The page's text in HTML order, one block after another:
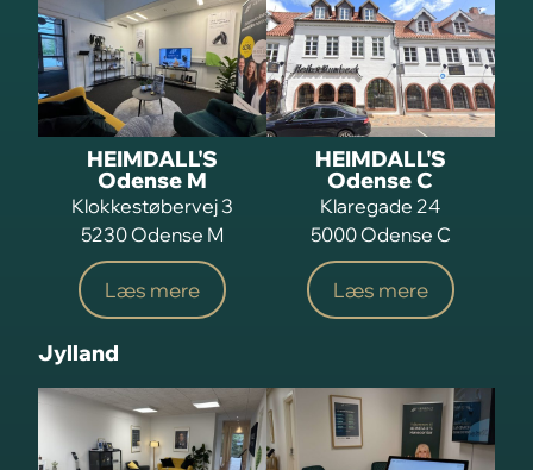
HEIMDALL'S
Odense M
Klokkestøbervej 3
5230 Odense M
Læs mere
HEIMDALL'S
Odense C
Klaregade 24
5000 Odense C
Læs mere
Jylland